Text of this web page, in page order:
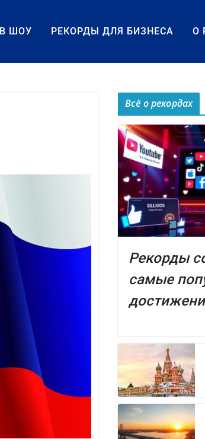
ШОУ РЕКОРДЫ ДЛЯ БИЗНЕСА О
Всё о рекордах
Рекорды
самые